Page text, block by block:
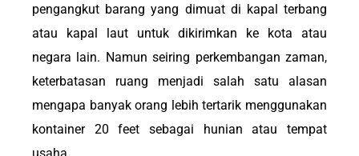
pengangkut barang yang dimuat di kapal terbang
atau kapal laut untuk dikirimkan ke kota atau
negara lain. Namun seiring perkembangan zaman,
keterbatasan ruang menjadi salah satu alasan
mengapa banyak orang lebih tertarik menggunakan
kontainer 20 feet sebagai hunian atau tempat